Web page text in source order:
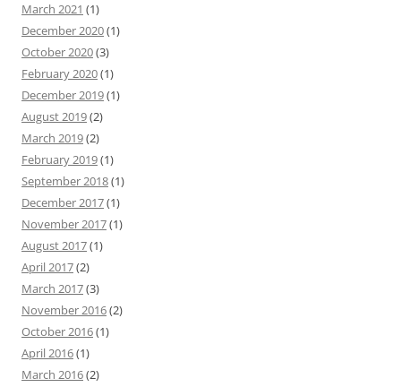
March 2021 (1)
December 2020(1)
October 2020(3)
February 2020(1)
December 2019(1)
August 2019(2)
March 2019(2)
February 2019(1)
September 2018(1)
December 2017(1)
November 2017(1)
August 2017(1)
April 2017(2)
March 2017(3)
November 2016(2)
October 2016(1)
April 2016(1)
March 2016(2)